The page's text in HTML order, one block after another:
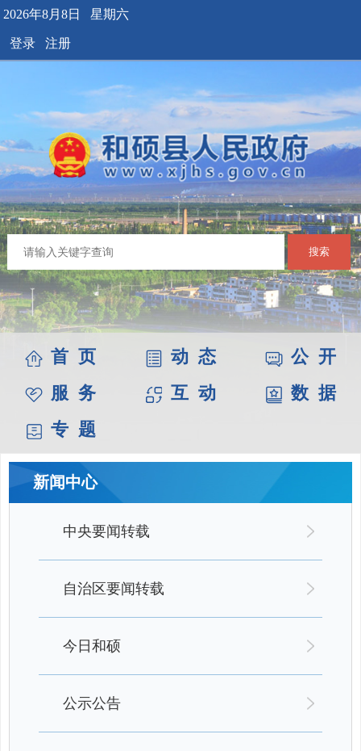
2026年8月8日 星期六
登录 注册
搜索
首 页 动 态
公 开
服 务
互 动
数 据
专 题
新闻中心
中央要闻转载
自治区要闻转载
今日和硕
公示公告